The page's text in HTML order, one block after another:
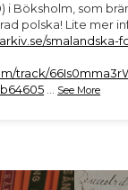
i Böksholm, som
polska! Lite mer
smalandska-
track/
See More